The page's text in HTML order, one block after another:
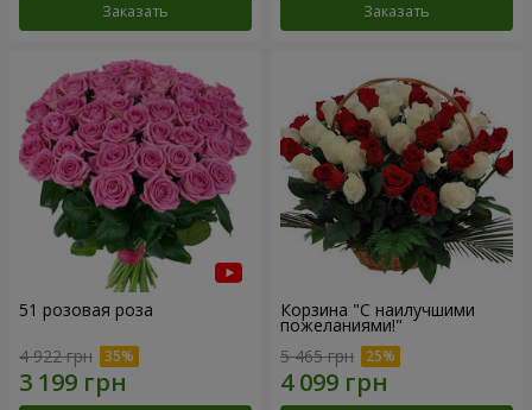
Заказать Заказать
51 розовая роза
4 922 грн
Корзина "С наилучшими
пожеланиями!"
5 465 грн